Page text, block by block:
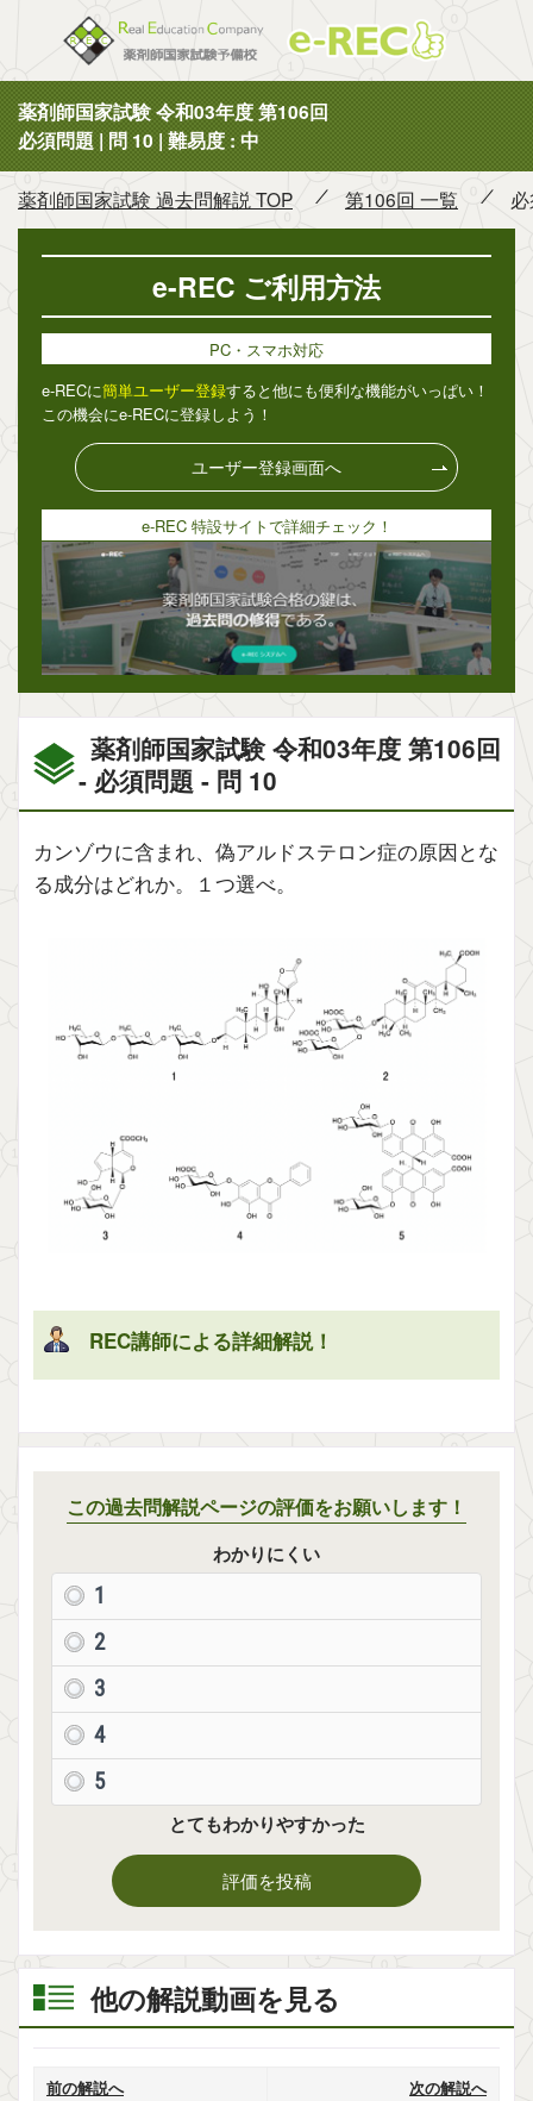
薬剤師国家試験 令和03年度 第106回
必須問題 | 問 10 | 難易度 : 中
薬剤師国家試験 過去問解説 TOP 第106回 一覧
薬剤師国家試験 令和03年度 第106回
- 必須問題 - 問 10
カンゾウに含まれ、偽アルドステロン症の原因とな
る成分はどれか。１つ選べ。
REC講師による詳細解説！
この過去問解説ページの評価をお願いします！
わかりにくい
1
2
3
4
5
とてもわかりやすかった
評価を投稿
他の解説動画を見る
前の解説へ 次の解説へ
e-REC ご利用方法
PC・スマホ対応
e-RECに簡単ユーザー登録すると他にも便利な機能がいっぱい！
この機会にe-RECに登録しよう！
ユーザー登録画面へ
e-REC 特設サイトで詳細チェック！